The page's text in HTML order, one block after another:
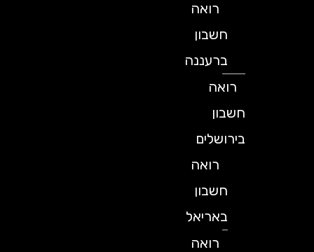
רואה
חשבון
ברעננה
רואה
חשבון
בירושלים
רואה
חשבון
באריאל
רואה